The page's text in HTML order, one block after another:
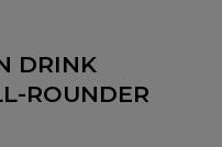
DRINK
ROUNDER